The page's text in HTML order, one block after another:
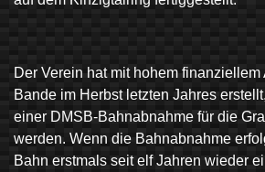
Der Verein hat mit hohem
Bande im Herbst letzten Jahres
einer DMSB-Bahnabnahme für die
werden. Wenn die Bahnabnahme
Bahn erstmals seit elf Jahren wieder